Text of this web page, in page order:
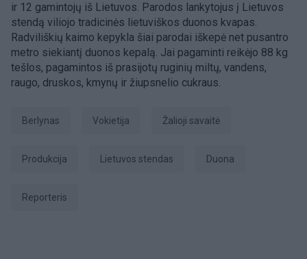
ir 12 gamintojų iš Lietuvos. Parodos lankytojus į Lietuvos
stendą viliojo tradicinės lietuviškos duonos kvapas.
Radviliškių kaimo kepykla šiai parodai iškepė net pusantro
metro siekiantį duonos kepalą. Jai pagaminti reikėjo 88 kg
tešlos, pagamintos iš prasijotų ruginių miltų, vandens,
raugo, druskos, kmynų ir žiupsnelio cukraus.
Berlynas Vokietija Žalioji savaitė
produkcija Lietuvos stendas duona
Reporteris